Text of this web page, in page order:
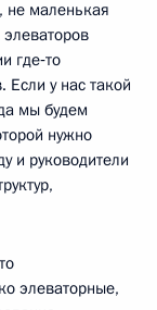
не маленькая
где‑то
Если у нас такой
мы будем
нужно
и руководители
элеваторные,